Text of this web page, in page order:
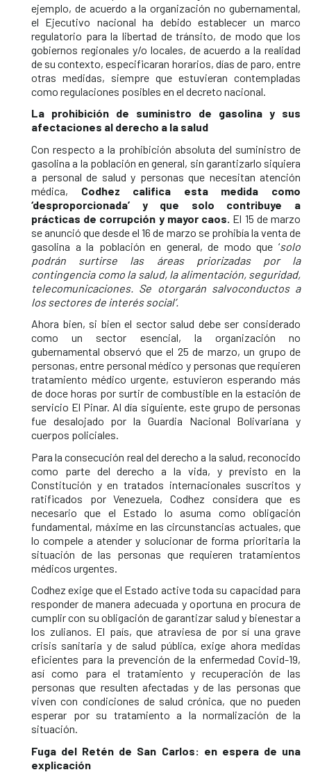
ejemplo, de acuerdo a la organización no gubernamental,
el Ejecutivo nacional ha debido establecer un marco
regulatorio para la libertad de tránsito, de modo que los
gobiernos regionales y/o locales, de acuerdo a la realidad
de su contexto, especificaran horarios, días de paro, entre
otras medidas, siempre que estuvieran contempladas
como regulaciones posibles en el decreto nacional.
La prohibición de suministro de gasolina y sus
afectaciones al derecho a la salud
Con respecto a la prohibición absoluta del suministro de
gasolina a la población en general, sin garantizarlo siquiera
a personal de salud y personas que necesitan atención
médica, Codhez califica esta medida como
‘desproporcionada’ y que solo contribuye a
prácticas de corrupción y mayor caos. El 15 de marzo
se anunció que desde el 16 de marzo se prohibía la venta de
gasolina a la población en general, de modo que ‘solo
podrán surtirse las áreas priorizadas por la
contingencia como la salud, la alimentación, seguridad,
telecomunicaciones. Se otorgarán salvoconductos a
los sectores de interés social’.
Ahora bien, si bien el sector salud debe ser considerado
como un sector esencial, la organización no
gubernamental observó que el 25 de marzo, un grupo de
personas, entre personal médico y personas que requieren
tratamiento médico urgente, estuvieron esperando más
de doce horas por surtir de combustible en la estación de
servicio El Pinar. Al día siguiente, este grupo de personas
fue desalojado por la Guardia Nacional Bolivariana y
cuerpos policiales.
Para la consecución real del derecho a la salud, reconocido
como parte del derecho a la vida, y previsto en la
Constitución y en tratados internacionales suscritos y
ratificados por Venezuela, Codhez considera que es
necesario que el Estado lo asuma como obligación
fundamental, máxime en las circunstancias actuales, que
lo compele a atender y solucionar de forma prioritaria la
situación de las personas que requieren tratamientos
médicos urgentes.
Codhez exige que el Estado active toda su capacidad para
responder de manera adecuada y oportuna en procura de
cumplir con su obligación de garantizar salud y bienestar a
los zulianos. El país, que atraviesa de por sí una grave
crisis sanitaria y de salud pública, exige ahora medidas
eficientes para la prevención de la enfermedad Covid-19,
así como para el tratamiento y recuperación de las
personas que resulten afectadas y de las personas que
viven con condiciones de salud crónica, que no pueden
esperar por su tratamiento a la normalización de la
situación.
Fuga del Retén de San Carlos: en espera de una
explicación